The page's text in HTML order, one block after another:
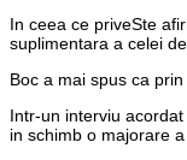
In ceea ce priveSte
suplimentara a celei
Boc a mai spus ca
Intr-un interviu
in schimb o majorare